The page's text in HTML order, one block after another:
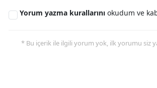
Yorum yazma kurallarını okudum ve
* Bu içerik ile ilgili yorum yok, ilk yorumu siz